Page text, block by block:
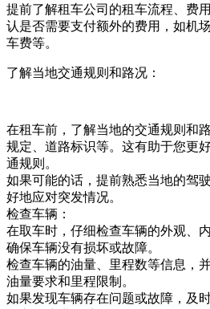
提前了解租车公司的租车流程、费
认是否需要支付额外的费用，如机
车费等。
了解当地交通规则和路况：
在租车前，了解当地的交通规则和
规定、道路标识等。这有助于您更
通规则。
如果可能的话，提前熟悉当地的驾
好地应对突发情况。
检查车辆：
在取车时，仔细检查车辆的外观、
确保车辆没有损坏或故障。
检查车辆的油量、里程数等信息，
油量要求和里程限制。
如果发现车辆存在问题或故障，及